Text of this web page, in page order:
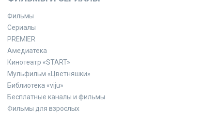
Фильмы
Сериалы
PREMIER
Амедиатека
Кинотеатр «START»
Мульфильм «Цветняшки»
Библиотека «viju»
Бесплатные каналы и фильмы
Фильмы для взрослых